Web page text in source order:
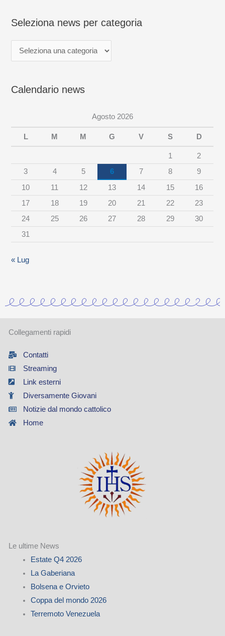
Seleziona news per categoria
n
w
r
c
i
Calendario news
Agosto 2026
L M M G V S D
1
2
3
4 5 6 7 8
9
10
11 12 13 14 15
16
17
18 19 20 21 22
23
24
25 26 27 28 29
30
31
« Lug
Collegamenti rapidi
Contatti
Streaming
Link esterni
Diversamente Giovani
Notizie dal mondo cattolico
Home
Le ultime News
Estate Q4 2026
La Gaberiana
Bolsena e Orvieto
Coppa del mondo 2026
Terremoto Venezuela